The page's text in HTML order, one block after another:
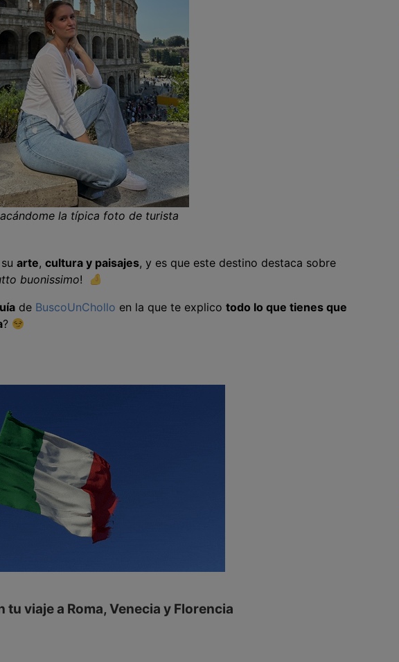
la típica foto de turista
arte, cultura y paisajes, y es que este destino destaca sobre
buonissimo!
de BuscoUnChollo en la que te explico todo lo que tienes que
?
viaje a Roma, Venecia y Florencia